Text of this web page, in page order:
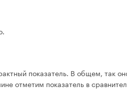
показатель. В общем, так
отметим показатель в